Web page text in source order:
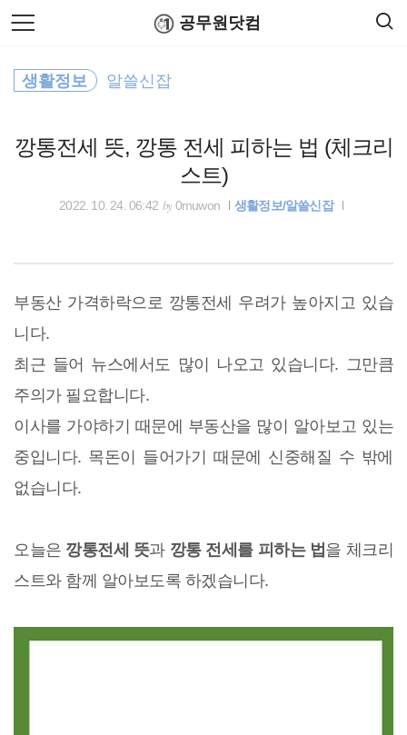
본
문
바
로
공무원닷컴
깡통전세 뜻, 깡통 전세 피하는 법 (체크리
스트)
생활정보 알쓸신잡
2022. 10. 24. 06:42 by0muwon 생활정보/알쓸신잡
부동산 가격하락으로 깡통전세 우려가 높아지고 있습
니다.
최근 들어 뉴스에서도 많이 나오고 있습니다. 그만큼
주의가 필요합니다.
이사를 가야하기 때문에 부동산을 많이 알아보고 있는
중입니다. 목돈이 들어가기 때문에 신중해질 수 밖에
없습니다.
오늘은 깡통전세 뜻과 깡통 전세를 피하는 법 을 체크리
스트와 함께 알아보도록 하겠습니다.
검
색
공휴일
공무원연금공단
세액공제
국민연금
공무원 봉급
인사혁신처